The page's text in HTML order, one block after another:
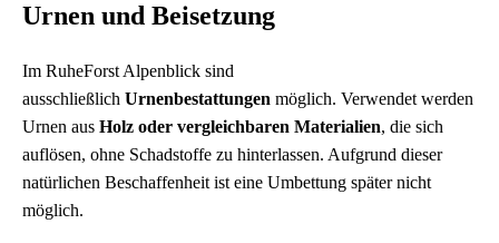
Urnen und Beisetzung
Im RuheForst Alpenblick sind
ausschließlich Urnenbestattungen möglich. Verwendet werden
Urnen aus Holz oder vergleichbaren Materialien, die sich
auflösen, ohne Schadstoffe zu hinterlassen. Aufgrund dieser
natürlichen Beschaffenheit ist eine Umbettung später nicht
möglich.